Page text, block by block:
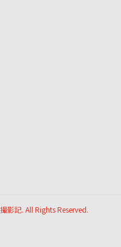
影記. All Rights Reserved.